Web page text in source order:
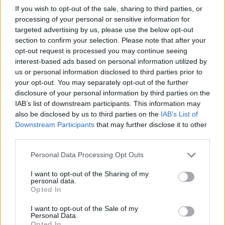
If you wish to opt-out of the sale, sharing to third parties, or
processing of your personal or sensitive information for
targeted advertising by us, please use the below opt-out
section to confirm your selection. Please note that after your
opt-out request is processed you may continue seeing
interest-based ads based on personal information utilized by
us or personal information disclosed to third parties prior to
your opt-out. You may separately opt-out of the further
disclosure of your personal information by third parties on the
IAB’s list of downstream participants. This information may
also be disclosed by us to third parties on the IAB’s List of
Downstream Participants that may further disclose it to other
Personal Data Processing Opt Outs
I want to opt-out of the Sharing of my
personal data.
Opted In
I want to opt-out of the Sale of my
Personal Data.
29.5.2002
Jak známo, vláda schválila 22. května vyhlášku, která stanovuje
vodní nádrže a toky se zákazem provozu plavidel se spalovacími
motory a stanoví podmínky pro tuto činnost na ostatních
povrchových vodách. Vodní nádrž Hracholusky na řece Mži na
Plzeňsku se překvapivě nedostala do klíčové přílohy č. 1 této
vyhlášky, kde je vyjmenováno 64 vodních nádrží s úplným,
celoročním zákazem plavby plavidel se spalovacími motory – tedy
motorových člunů a vodních skútrů. Na Hracholusky se vztahuje
pouze Ministerstvem životního prostředí prosazený sezónní zákaz
od 15. června do 15. září, který se nevztahuje na plavidla veřejné
lodní dopravy.
kandidáti, mizerná organizace
28.5.2002
"Riegráku", na pódiu se snaží lídr pražské kandidátky Strany
zelených Karel Jech upoutat posluchače na volební program strany.
Docela se mu to daří, ale těch třicet mladých lidí, kteří ho teď
V Praze je hezky a Riegrovy sady jsou doslova "natřískané". Lidé za
plotem zahradní hospůdky ovšem o tom, že se tu něco odehrává,